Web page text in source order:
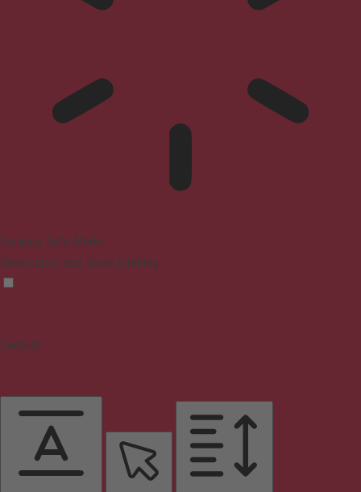
Epilepsy Safe Mode
Dims colors and stops blinking
Content